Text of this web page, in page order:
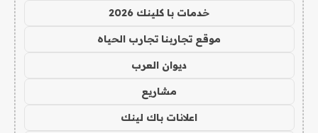
خدمات با كلينك 2026
موقع تجاربنا تجارب الحياه
ديوان العرب
مشاريع
اعلانات باك لينك